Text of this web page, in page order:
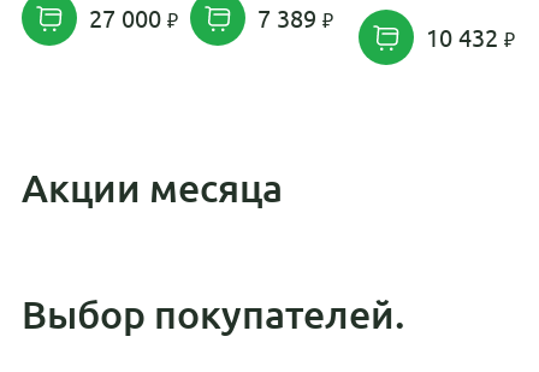
27 000 7 389
10 432
Акции месяца
Выбор покупателей.